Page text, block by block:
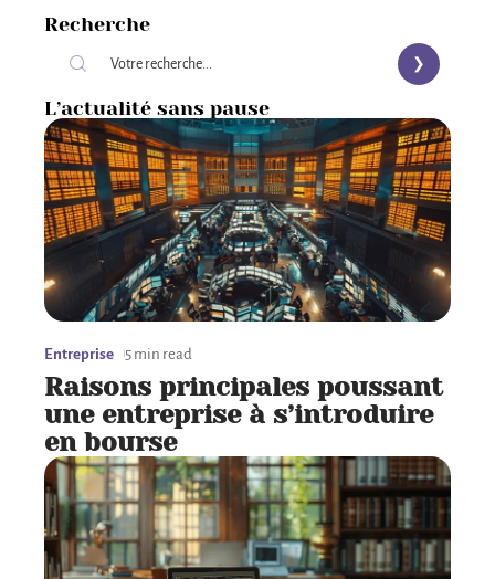
Recherche
L’actualité sans pause
Entreprise 5 min read
Raisons principales poussant
une entreprise à s’introduire
en bourse